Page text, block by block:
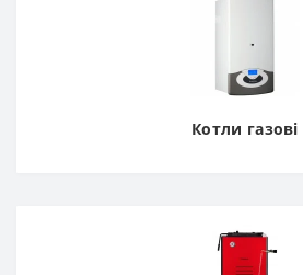
Котли газові